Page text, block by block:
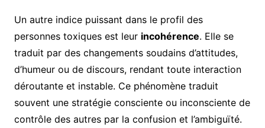
Un autre indice puissant dans le profil des
personnes toxiques est leur incohérence. Elle se
traduit par des changements soudains d’attitudes,
d’humeur ou de discours, rendant toute interaction
déroutante et instable. Ce phénomène traduit
souvent une stratégie consciente ou inconsciente de
contrôle des autres par la confusion et l’ambiguïté.